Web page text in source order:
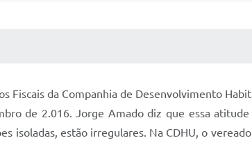
da Companhia de Desenvolvimento
de 2.016. Jorge Amado diz que essa
isoladas, estão irregulares. Na CDHU, o